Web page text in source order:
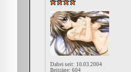
Dabei seit: 10.03.2004
Beiträge: 604